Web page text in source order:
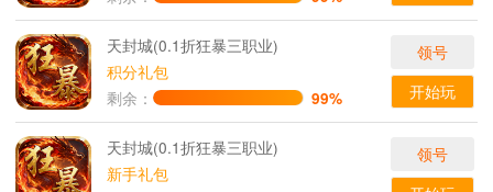
天封城(0.1折狂暴三职业)
积分礼包
剩余：
99%
领号
开始玩
天封城(0.1折狂暴三职业)
新手礼包
领号